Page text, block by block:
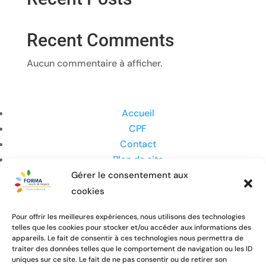
Gérer le consentement aux
cookies
Pour offrir les meilleures expériences, nous utilisons des technologies
telles que les cookies pour stocker et/ou accéder aux informations des
appareils. Le fait de consentir à ces technologies nous permettra de
traiter des données telles que le comportement de navigation ou les ID
uniques sur ce site. Le fait de ne pas consentir ou de retirer son
Recent Comments
Aucun commentaire à afficher.
Accueil
CPF
Contact
Plan de site
Mentions légales
Politique de cookies (UE)
Accueil
CPF
Contact